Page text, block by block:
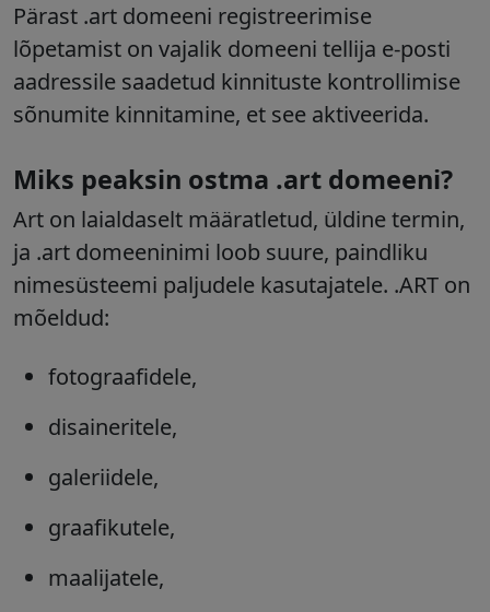
Pärast .art domeeni registreerimise
lõpetamist on vajalik domeeni tellija e-posti
aadressile saadetud kinnituste kontrollimise
sõnumite kinnitamine, et see aktiveerida.
Miks peaksin ostma .art domeeni?
Art on laialdaselt määratletud, üldine termin,
ja .art domeeninimi loob suure, paindliku
nimesüsteemi paljudele kasutajatele. .ART on
mõeldud:
fotograafidele,
disaineritele,
galeriidele,
graafikutele,
maalijatele,